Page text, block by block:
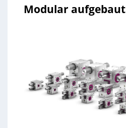
Modular aufgebaut